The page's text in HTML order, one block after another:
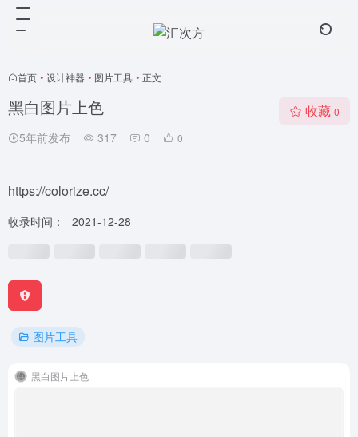
首页 • 设计神器 • 图片工具 • 正文
黑白图片上色
5年前发布 317 0 0
收藏 0
https://colorize.cc/
收录时间： 2021-12-28
图片工具
黑白图片上色